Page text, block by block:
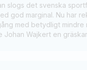
slogs det svenska
god marginal. Nu har
med betydligt mindre
Johan Wajkert en